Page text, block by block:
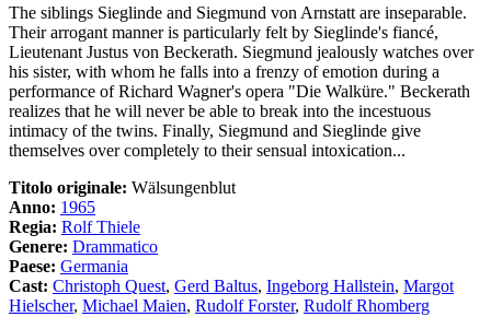
The siblings Sieglinde and Siegmund von Arnstatt are inseparable.
Their arrogant manner is particularly felt by Sieglinde's fiancé,
Lieutenant Justus von Beckerath. Siegmund jealously watches over
his sister, with whom he falls into a frenzy of emotion during a
performance of Richard Wagner's opera "Die Walküre." Beckerath
realizes that he will never be able to break into the incestuous
intimacy of the twins. Finally, Siegmund and Sieglinde give
themselves over completely to their sensual intoxication...
Titolo originale: Wälsungenblut
Anno: 1965
Regia: Rolf Thiele
Genere: Drammatico
Paese: Germania
Cast: Christoph Quest, Gerd Baltus, Ingeborg Hallstein, Margot
Hielscher, Michael Maien, Rudolf Forster, Rudolf Rhomberg